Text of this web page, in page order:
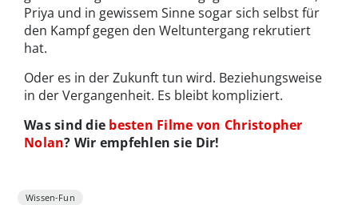
Priya und in gewissem Sinne sogar sich selbst für
den Kampf gegen den Weltuntergang rekrutiert
hat.
Oder es in der Zukunft tun wird. Beziehungsweise
in der Vergangenheit. Es bleibt kompliziert.
Was sind die besten Filme von Christopher
Nolan? Wir empfehlen sie Dir!
Wissen-Fun